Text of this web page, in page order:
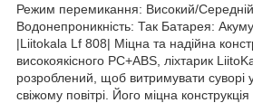
Режим перемикання: Високий/
Водонепроникність: Так Батарея:
|Liitokala Lf 808| Міцна та надійна
високоякісного PC+ABS, ліхтарик
розроблений, щоб витримувати суворі
свіжому повітрі. Його міцна